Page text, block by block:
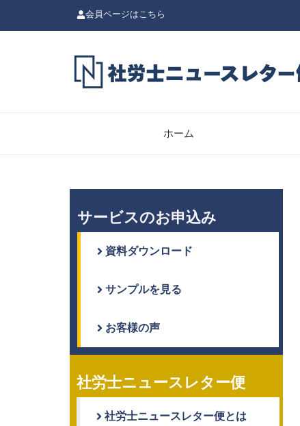
会員ページはこちら
ホーム
サービスのお申込み
資料ダウンロード
サンプルを見る
お客様の声
社労士ニュースレター便
社労士ニュースレター便とは